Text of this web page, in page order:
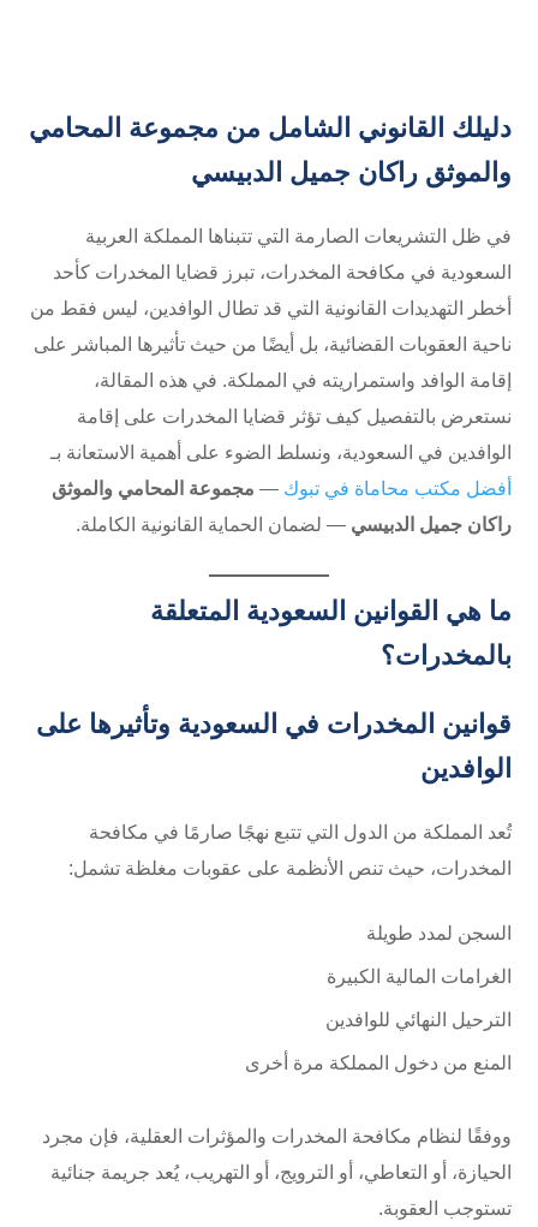
دليلك القانوني الشامل من مجموعة المحامي
والموثق راكان جميل الدبيسي
في ظل التشريعات الصارمة التي تتبناها المملكة العربية
السعودية في مكافحة المخدرات، تبرز قضايا المخدرات كأحد
أخطر التهديدات القانونية التي قد تطال الوافدين، ليس فقط من
ناحية العقوبات القضائية، بل أيضًا من حيث تأثيرها المباشر على
إقامة الوافد واستمراريته في المملكة. في هذه المقالة،
نستعرض بالتفصيل كيف تؤثر قضايا المخدرات على إقامة
الوافدين في السعودية، ونسلط الضوء على أهمية الاستعانة بـ
أفضل مكتب محاماة في تبوك — مجموعة المحامي والموثق
راكان جميل الدبيسي — لضمان الحماية القانونية الكاملة.
ما هي القوانين السعودية المتعلقة
بالمخدرات؟
قوانين المخدرات في السعودية وتأثيرها على
الوافدين
تُعد المملكة من الدول التي تتبع نهجًا صارمًا في مكافحة
المخدرات، حيث تنص الأنظمة على عقوبات مغلظة تشمل:
السجن لمدد طويلة
الغرامات المالية الكبيرة
الترحيل النهائي للوافدين
المنع من دخول المملكة مرة أخرى
ووفقًا لنظام مكافحة المخدرات والمؤثرات العقلية، فإن مجرد
الحيازة، أو التعاطي، أو الترويج، أو التهريب، يُعد جريمة جنائية
تستوجب العقوبة.